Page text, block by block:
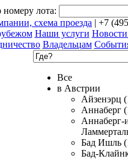
лота:
схема проезда | +7
Наши услуги
Владельцам
Все
в Австрии
Айзенэрц
Аннаберг
Аннаберг-
Бад Ишль
Бад-